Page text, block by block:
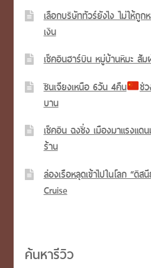
เลือกบริษัททัวร์ยังไง ไม่ให้ถูก
เงิน
เช็คอินฮาร์บิน หมู่บ้านหิมะ สัม
ซินเจียงเหนือ 6วัน 4คืน
ช่
บาน
เช็คอิน ฉงชิ่ง เมืองมาแรงแ
ร้าน
ล่องเรือหลุดเข้าไปในโลก “ดิ
Cruise
ค้นหารีวิว